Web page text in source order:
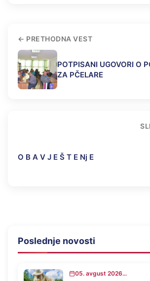
PRETHODNA VEST
POTPISANI UGOVORI O
ZA PČELARE
O B A V J E Š T E Nj E
Poslednje novosti
05. avgust 2026...